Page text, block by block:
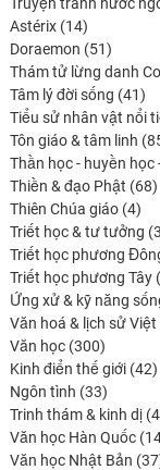
Astérix 1414
produits
Doraemon 5151
produits
Thám tử lừng danh
Tâm lý đời sống 4141
Tiểu sử nhân vật nổi
Tôn giáo & tâm linh
Thần học - huyền học
Thiền & đạo Phật 6868
Thiên Chúa giáo 44
Triết học & tư tưởng
Triết học phương
Triết học phương Tây
Ứng xử & kỹ năng
Văn hoá & lịch sử
Văn học 300300
produits
Kinh điển thế giới 4242
Ngôn tình 3333
produits
Trinh thám & kinh dị
Văn học Hàn Quốc
Văn học Nhật Bản 37